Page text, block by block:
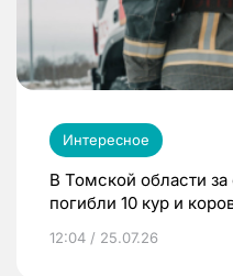
Интересное
В Томской области
погибли 10 кур и
12:04 / 25.07.26